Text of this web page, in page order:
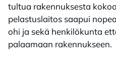
tultua rakennuksesta
pelastuslaitos saapui
ohi ja sekä henkilökunta
palaamaan rakennukseen.